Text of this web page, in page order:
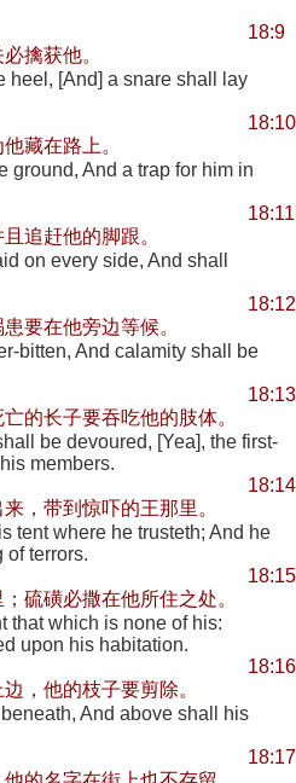
18:9
擒获他。
heel, [And] a snare shall lay
18:10
藏在路上。
ground, And a trap for him in
18:11
追赶他的脚跟。
on every side, And shall
18:12
要在他旁边等候。
bitten, And calamity shall be
18:13
的长子要吞吃他的肢体。
be devoured, [Yea], the first-
members.
18:14
，带到惊吓的王那里。
tent where he trusteth; And he
of terrors.
18:15
硫磺必撒在他所住之处。
that which is none of his:
upon his habitation.
18:16
，他的枝子要剪除。
And above shall his
18:17